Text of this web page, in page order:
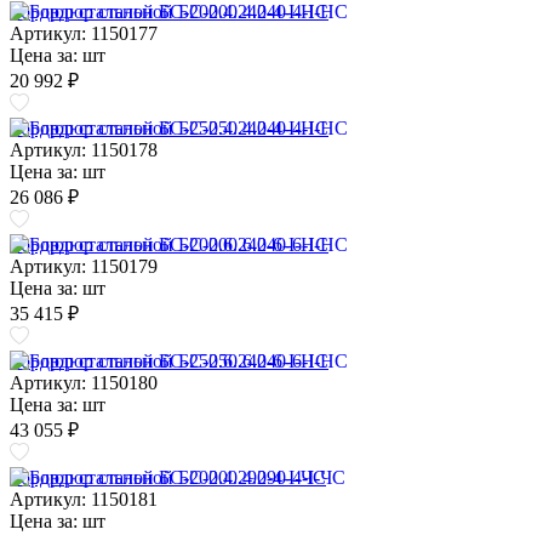
Бордюр стальной БС-200.4.240-4-I-НС
Артикул: 1150177
Цена за: шт
20 992 ₽
Бордюр стальной БС-250.4.240-4-I-НС
Артикул: 1150178
Цена за: шт
26 086 ₽
Бордюр стальной БС-200.6.240-6-I-НС
Артикул: 1150179
Цена за: шт
35 415 ₽
Бордюр стальной БС-250.6.240-6-I-НС
Артикул: 1150180
Цена за: шт
43 055 ₽
Бордюр стальной БС-200.4.290-4-I-ЧС
Артикул: 1150181
Цена за: шт